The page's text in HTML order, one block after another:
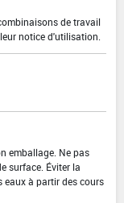
de travail
notice d'utilisation.
emballage. Ne pas
surface. Éviter la
eaux à partir des cours